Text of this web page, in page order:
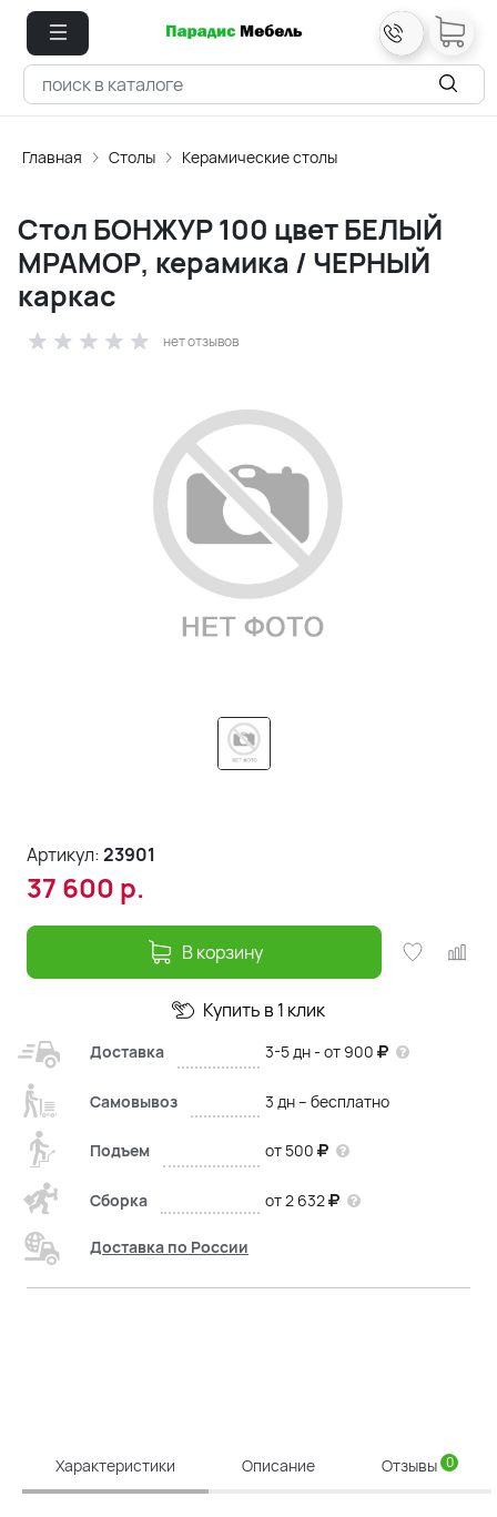
Главная Столы Керамические столы
Стол БОНЖУР 100 цвет БЕЛЫЙ
МРАМОР, керамика / ЧЕРНЫЙ
каркас
нет отзывов
Артикул:23901
37 600 р.
В корзину
Купить в 1 клик
Доставка 3-5 дн - от 900
Самовывоз 3 дн – бесплатно
Подъем от 500
Сборка от 2 632
Доставка по России
Характеристики Описание Отзывы 0